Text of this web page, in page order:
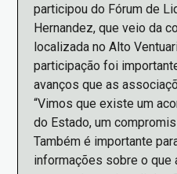
participou do Fórum de
Hernandez, que veio da
localizada no Alto
participação foi
avanços que as
“Vimos que existe um
do Estado, um
Também é importante
informações sobre o que